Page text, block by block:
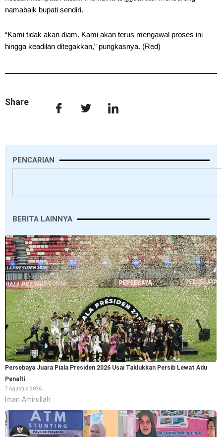
namabaik bupati sendiri.
“Kami tidak akan diam. Kami akan terus mengawal proses ini
hingga keadilan ditegakkan,” pungkasnya. (Red)
Share
PENCARIAN
BERITA LAINNYA
Persebaya Juara Piala Presiden 2026 Usai Taklukkan Persib Lewat Adu
Penalti
7 Agustus 2026
Iman Amirullah